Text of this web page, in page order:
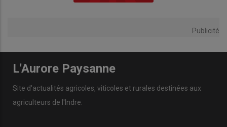
Publicité
L'Aurore Paysanne
Site d'actualités agricoles, viticoles et rurales destinées aux
agriculteurs de l'Indre.